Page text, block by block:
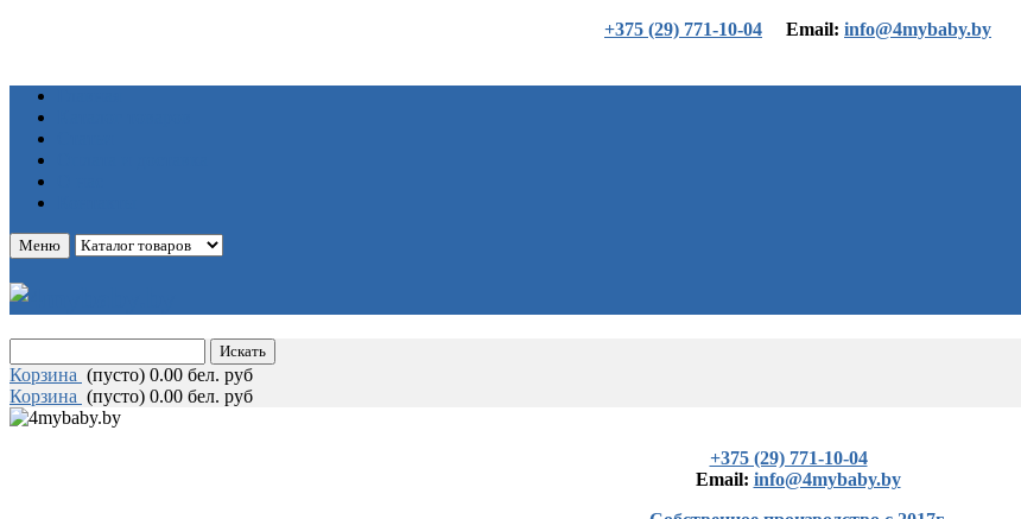
+375 (29) 771-10-04 Еmail: info@4mybaby.by
Меню
Корзина (пусто) 0.00 бел. руб
Корзина (пусто) 0.00 бел. руб
+375 (29) 771-10-04
Еmail: info@4mybaby.by